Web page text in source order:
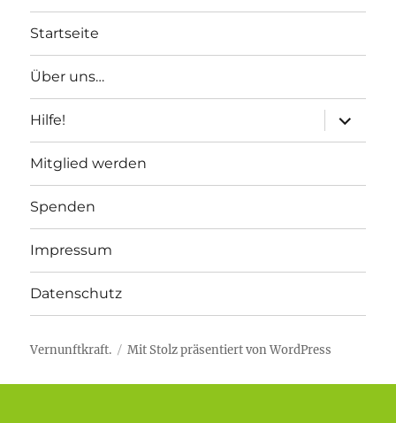
Startseite
Über uns…
Hilfe!
anzeigen
Mitglied werden
Spenden
Impressum
Datenschutz
Vernunftkraft. Mit Stolz präsentiert von WordPress